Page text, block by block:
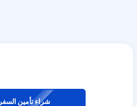
شراء تأمين السفر